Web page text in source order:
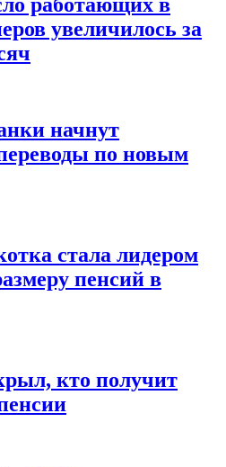
увеличилось за
начнут
по новым
стала лидером
пенсий в
кто получит